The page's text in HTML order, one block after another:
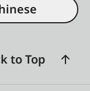
to Top